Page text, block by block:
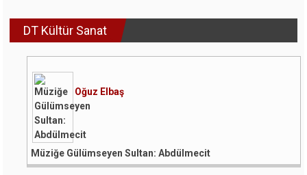
DT Kültür Sanat
Oğuz Elbaş
Müziğe Gülümseyen Sultan: Abdülmecit